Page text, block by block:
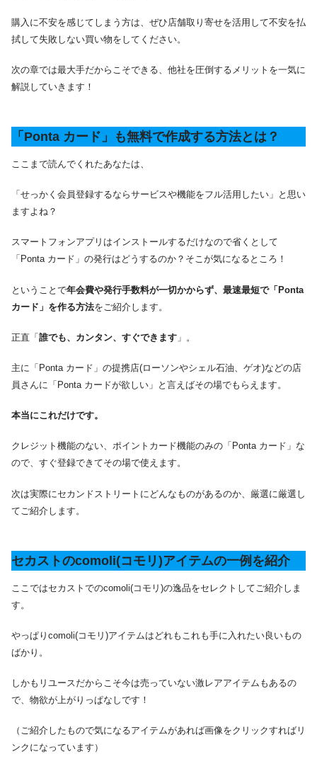
購入に不安を感じてしまう方は、ぜひ店舗取り寄せを活用して不安を払
拭して失敗しない買い物をしてください。
次の章では最大手だからこそできる、他社を圧倒するメリットを一気に
解説していきます！
「Ponta カード」も無料で作成する方法とは？
ここまで読んでくれたあなたは、
「せっかく会員登録するならサービスや機能をフル活用したい」と思い
ますよね？
スマートフォンアプリはインストールするだけなので省くとして
「Ponta カード」の発行はどうするのか？そこが気になるところ！
ということで年会費や発行手数料が一切かからず、最速最短で「Ponta
カード」を作る方法をご紹介します。
正直「 誰でも、カンタン、すぐできます 」。
主に「Ponta カード」の提携店(ローソンやシェル石油、ゲオ)などの店
員さんに「Ponta カードが欲しい」と言えばその場でもらえます。
本当にこれだけです。
クレジット機能のない、ポイントカード機能のみの「Ponta カード」な
ので、すぐ登録できてその場で使えます。
次は実際にセカンドストリートにどんなものがあるのか、厳選に厳選し
てご紹介します。
セカストのcomoli(コモリ)アイテムの一例を紹介
ここではセカストでのcomoli(コモリ)の逸品をセレクトしてご紹介しま
す。
やっぱりcomoli(コモリ)アイテムはどれもこれも手に入れたい良いもの
ばかり。
しかもリユースだからこそ今は売っていない激レアアイテムもあるの
で、物欲が上がりっぱなしです！
（ご紹介したもので気になるアイテムがあれば画像をクリックすればリ
ンクになっています）